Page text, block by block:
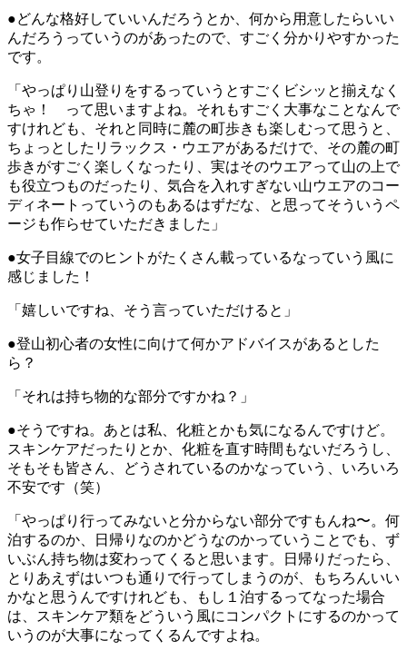
●どんな格好していいんだろうとか、何から用意したらいい
んだろうっていうのがあったので、すごく分かりやすかった
です。
「やっぱり山登りをするっていうとすごくビシッと揃えなく
ちゃ！ って思いますよね。それもすごく大事なことなんで
すけれども、それと同時に麓の町歩きも楽しむって思うと、
ちょっとしたリラックス・ウエアがあるだけで、その麓の町
歩きがすごく楽しくなったり、実はそのウエアって山の上で
も役立つものだったり、気合を入れすぎない山ウエアのコー
ディネートっていうのもあるはずだな、と思ってそういうペ
ージも作らせていただきました」
●女子目線でのヒントがたくさん載っているなっていう風に
感じました！
「嬉しいですね、そう言っていただけると」
●登山初心者の女性に向けて何かアドバイスがあるとした
ら？
「それは持ち物的な部分ですかね？」
●そうですね。あとは私、化粧とかも気になるんですけど。
スキンケアだったりとか、化粧を直す時間もないだろうし、
そもそも皆さん、どうされているのかなっていう、いろいろ
不安です（笑）
「やっぱり行ってみないと分からない部分ですもんね〜。何
泊するのか、日帰りなのかどうなのかっていうことでも、ず
いぶん持ち物は変わってくると思います。日帰りだったら、
とりあえずはいつも通りで行ってしまうのが、もちろんいい
かなと思うんですけれども、もし１泊するってなった場合
は、スキンケア類をどういう風にコンパクトにするのかって
いうのが大事になってくるんですよね。